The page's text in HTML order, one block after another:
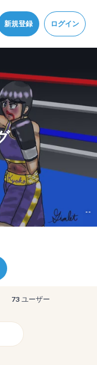
新規登録 ログイン
リシーを改定しました。
クします
に！
--
73 ユーザー